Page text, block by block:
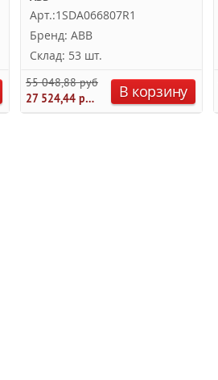
Арт.:1SDA066807R1
Бренд: ABB
Склад: 53 шт.
55 048,88 руб.
27 524,44 руб.
В корзину